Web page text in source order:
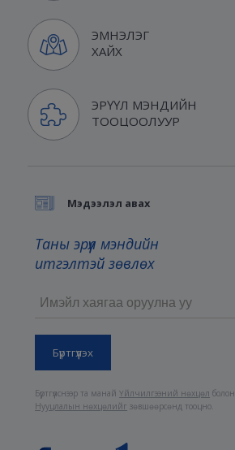
ЭМНЭЛЭГ
ХАЙХ
ЭРҮҮЛ МЭНДИЙН
ТООЦООЛУУР
Мэдээлэл авах
Таны эрүүл мэндийн
итгэлтэй зөвлөх
Бүртгүүлснээр та манайҮйлчилгээний нөхцөл болон
Нууцлалын нөхцөлийг зөвшөөрсөнд тооцно.